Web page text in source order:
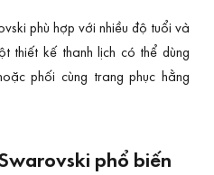
phù hợp với nhiều độ tuổi và
thiết kế thanh lịch có thể dùng
phối cùng trang phục hằng
phổ biến